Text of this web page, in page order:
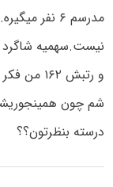
مدرسم ۶
و رتبش
درسته بنظرتون؟؟